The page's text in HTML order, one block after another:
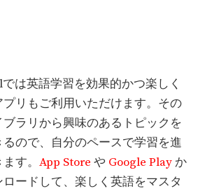
は英語学習を効果的かつ楽しく
リもご利用いただけます。その
ラリから興味のあるトピックを
ので、自分のペースで学習を進
ます。App Store や Google Playか
ードして、楽しく英語をマスタ